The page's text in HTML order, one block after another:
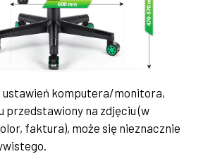
ustawień komputera/monitora,
przedstawiony na zdjęciu (w
faktura), może się nieznacznie